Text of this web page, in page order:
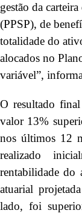
gestão da
(PPSP), de
totalidade do
alocados no
variável”,
O resultado
valor 13%
nos últimos 12
realizado
rentabilidade do
atuarial
lado, foi